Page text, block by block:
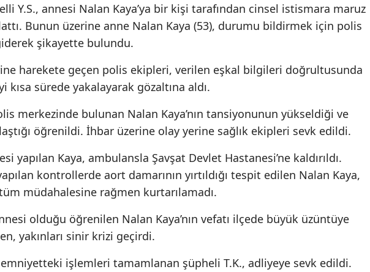
Y.S., annesi Nalan Kaya’ya bir kişi tarafından cinsel istismara maruz
Bunun üzerine anne Nalan Kaya (53), durumu bildirmek için polis
şikayette bulundu.
harekete geçen polis ekipleri, verilen eşkal bilgileri doğrultusunda
kısa sürede yakalayarak gözaltına aldı.
merkezinde bulunan Nalan Kaya’nın tansiyonunun yükseldiği ve
öğrenildi. İhbar üzerine olay yerine sağlık ekipleri sevk edildi.
yapılan Kaya, ambulansla Şavşat Devlet Hastanesi’ne kaldırıldı.
kontrollerde aort damarının yırtıldığı tespit edilen Nalan Kaya,
müdahalesine rağmen kurtarılamadı.
olduğu öğrenilen Nalan Kaya’nın vefatı ilçede büyük üzüntüye
yakınları sinir krizi geçirdi.
işlemleri tamamlanan şüpheli T.K., adliyeye sevk edildi.